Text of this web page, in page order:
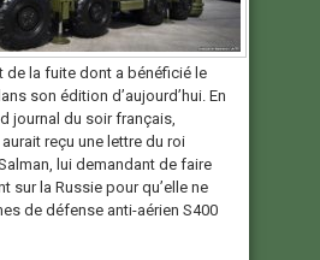
de la fuite dont a bénéficié le
son édition d’aujourd’hui. En
journal du soir français,
reçu une lettre du roi
lui demandant de faire
sur la Russie pour qu’elle ne
de défense anti-aérien S400